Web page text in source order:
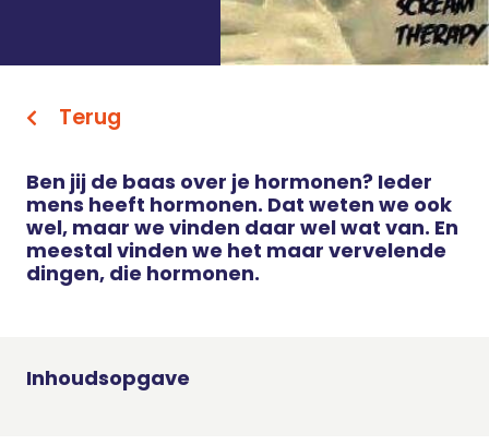
Terug
Ben jij de baas over je hormonen? Ieder
mens heeft hormonen. Dat weten we ook
wel, maar we vinden daar wel wat van. En
meestal vinden we het maar vervelende
dingen, die hormonen.
Inhoudsopgave